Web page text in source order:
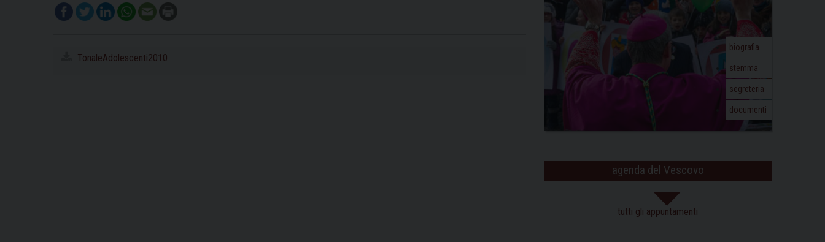
TonaleAdolescenti2010
biografia
stemma
segreteria
documenti
agenda del Vescovo
tutti gli appuntamenti